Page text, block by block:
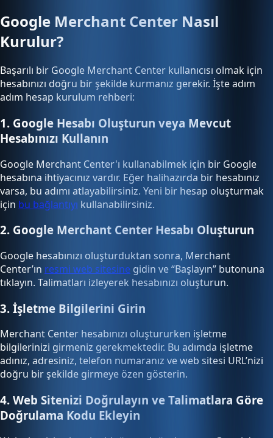
Google Merchant Center Nasıl
Kurulur?
Başarılı bir Google Merchant Center kullanıcısı olmak için
hesabınızı doğru bir şekilde kurmanız gerekir. İşte adım
adım hesap kurulum rehberi:
1. Google Hesabı Oluşturun veya Mevcut
Hesabınızı Kullanın
Google Merchant Center'ı kullanabilmek için bir Google
hesabına ihtiyacınız vardır. Eğer halihazırda bir hesabınız
varsa, bu adımı atlayabilirsiniz. Yeni bir hesap oluşturmak
için bu bağlantıyı kullanabilirsiniz.
2. Google Merchant Center Hesabı Oluşturun
Google hesabınızı oluşturduktan sonra, Merchant
Center’ın resmi web sitesine gidin ve “Başlayın” butonuna
tıklayın. Talimatları izleyerek hesabınızı oluşturun.
3. İşletme Bilgilerini Girin
Merchant Center hesabınızı oluştururken işletme
bilgilerinizi girmeniz gerekmektedir. Bu adımda işletme
adınız, adresiniz, telefon numaranız ve web sitesi URL’nizi
doğru bir şekilde girmeye özen gösterin.
4. Web Sitenizi Doğrulayın ve Talimatlara Göre
Doğrulama Kodu Ekleyin